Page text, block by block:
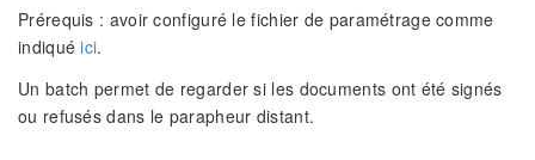
Prérequis : avoir configuré le fichier de paramétrage comme
indiquéici.
Un batch permet de regarder si les documents ont été signés
ou refusés dans le parapheur distant.